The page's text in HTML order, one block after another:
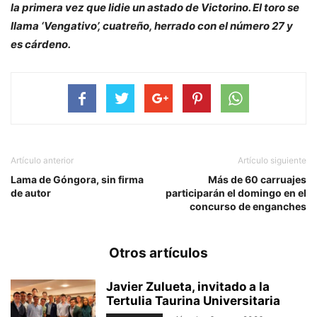
la primera vez que lidie un astado de Victorino. El toro se
llama ‘Vengativo’, cuatreño, herrado con el número 27 y
es cárdeno.
Artículo anterior
Lama de Góngora, sin firma
de autor
Artículo siguiente
Más de 60 carruajes
participarán el domingo en el
concurso de enganches
Otros artículos
Javier Zulueta, invitado a la
Tertulia Taurina Universitaria